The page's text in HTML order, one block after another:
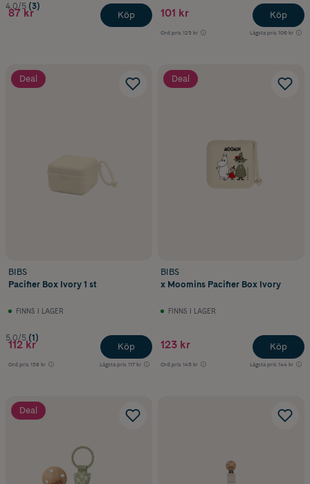
4.0/5 (3)
87 kr Köp 101 kr
Ord.pris 125 kr Lägsta pris 106 kr
Köp
Deal
BIBS
Pacifier Box Ivory 1 st
FINNS I LAGER
5.0/5 (1)
112 kr
Ord.pris 138 kr Lägsta pris 117 kr
Köp
Deal
BIBS
x Moomins Pacifier Box Ivory
FINNS I LAGER
123 kr
Ord.pris 145 kr Lägsta pris 144 kr
Köp
Deal